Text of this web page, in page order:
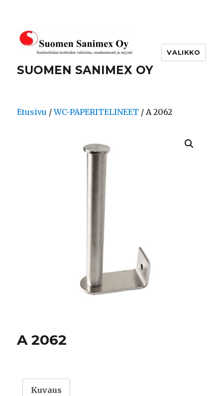
SUOMEN SANIMEX OY
VALIKKO
Etusivu /WC-PAPERITELINEET / A 2062
A 2062
Kuvaus